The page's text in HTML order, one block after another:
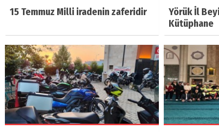
15 Temmuz Milli iradenin zaferidir
Yörük İl
Kütüphane